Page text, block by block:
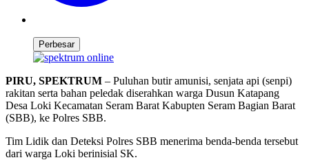
Perbesar
PIRU, SPEKTRUM – Puluhan butir amunisi, senjata api (senpi)
rakitan serta bahan peledak diserahkan warga Dusun Katapang
Desa Loki Kecamatan Seram Barat Kabupten Seram Bagian Barat
(SBB), ke Polres SBB.
Tim Lidik dan Deteksi Polres SBB menerima benda-benda tersebut
dari warga Loki berinisial SK.